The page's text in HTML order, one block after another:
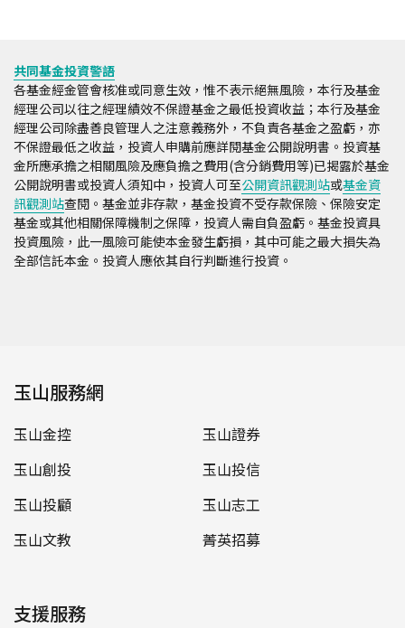
共同基金投資警語
各基金經金管會核准或同意生效，惟不表示絕無風險，本行及基金
經理公司以往之經理績效不保證基金之最低投資收益；本行及基金
經理公司除盡善良管理人之注意義務外，不負責各基金之盈虧，亦
不保證最低之收益，投資人申購前應詳閱基金公開說明書。投資基
金所應承擔之相關風險及應負擔之費用(含分銷費用等)已揭露於基金
公開說明書或投資人須知中，投資人可至公開資訊觀測站或基金資
訊觀測站查閱。基金並非存款，基金投資不受存款保險、保險安定
基金或其他相關保障機制之保障，投資人需自負盈虧。基金投資具
投資風險，此一風險可能使本金發生虧損，其中可能之最大損失為
全部信託本金。投資人應依其自行判斷進行投資。
玉山服務網
玉山金控
玉山證券
玉山創投
玉山投信
玉山投顧
玉山志工
玉山文教
菁英招募
支援服務